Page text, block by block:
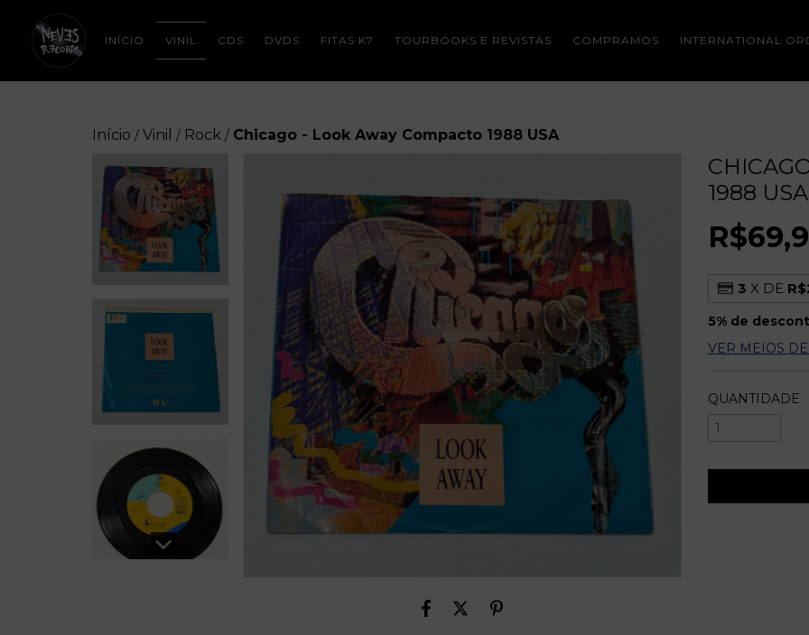
INÍCIO VINIL CDS DVDS FITAS K7 TOURBOOKS E REVISTAS COMPRAMOS INTERNATIONAL
Início / Vinil / Rock / Chicago - Look Away Compacto 1988 USA
1988 USA
3 X DE
5% de
VER MEIOS
QUANTIDADE